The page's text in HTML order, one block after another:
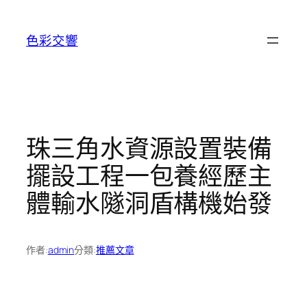
色彩交響
珠三角水資源設置裝備
擺設工程一包養經歷主
體輸水隧洞盾構機始發
作者:admin分類:推薦文章